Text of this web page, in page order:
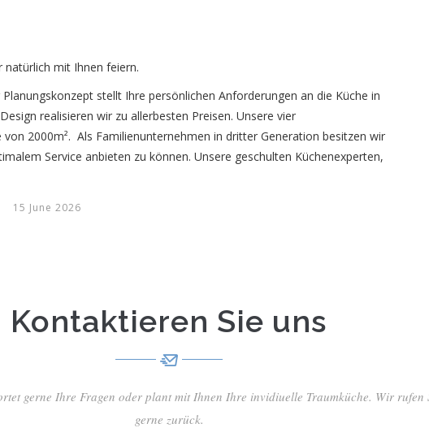
natürlich mit Ihnen feiern.
stellt Ihre persönlichen Anforderungen an die Küche in
realisieren wir zu allerbesten Preisen. Unsere vier
2000m². Als Familienunternehmen in dritter Generation besitzen wir
Service anbieten zu können. Unsere geschulten Küchenexperten,
15 June 2026
Kontaktieren Sie uns
gerne Ihre Fragen oder plant mit Ihnen Ihre invidiuelle Traumküche. Wir rufen
gerne zurück.